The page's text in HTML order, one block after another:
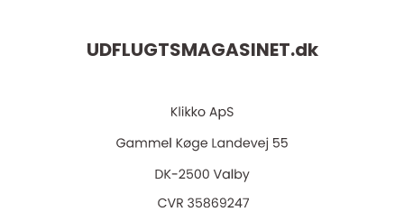
UDFLUGTSMAGASINET.dk